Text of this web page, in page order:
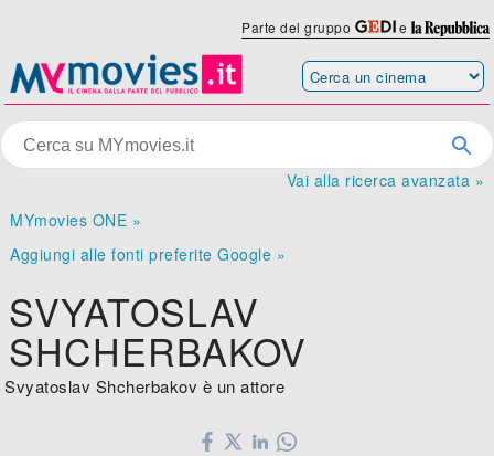
Parte del gruppo e
Vai alla ricerca avanzata »
MYmovies ONE »
Aggiungi alle fonti preferite Google »
SVYATOSLAV
SHCHERBAKOV
Svyatoslav Shcherbakov è un attore